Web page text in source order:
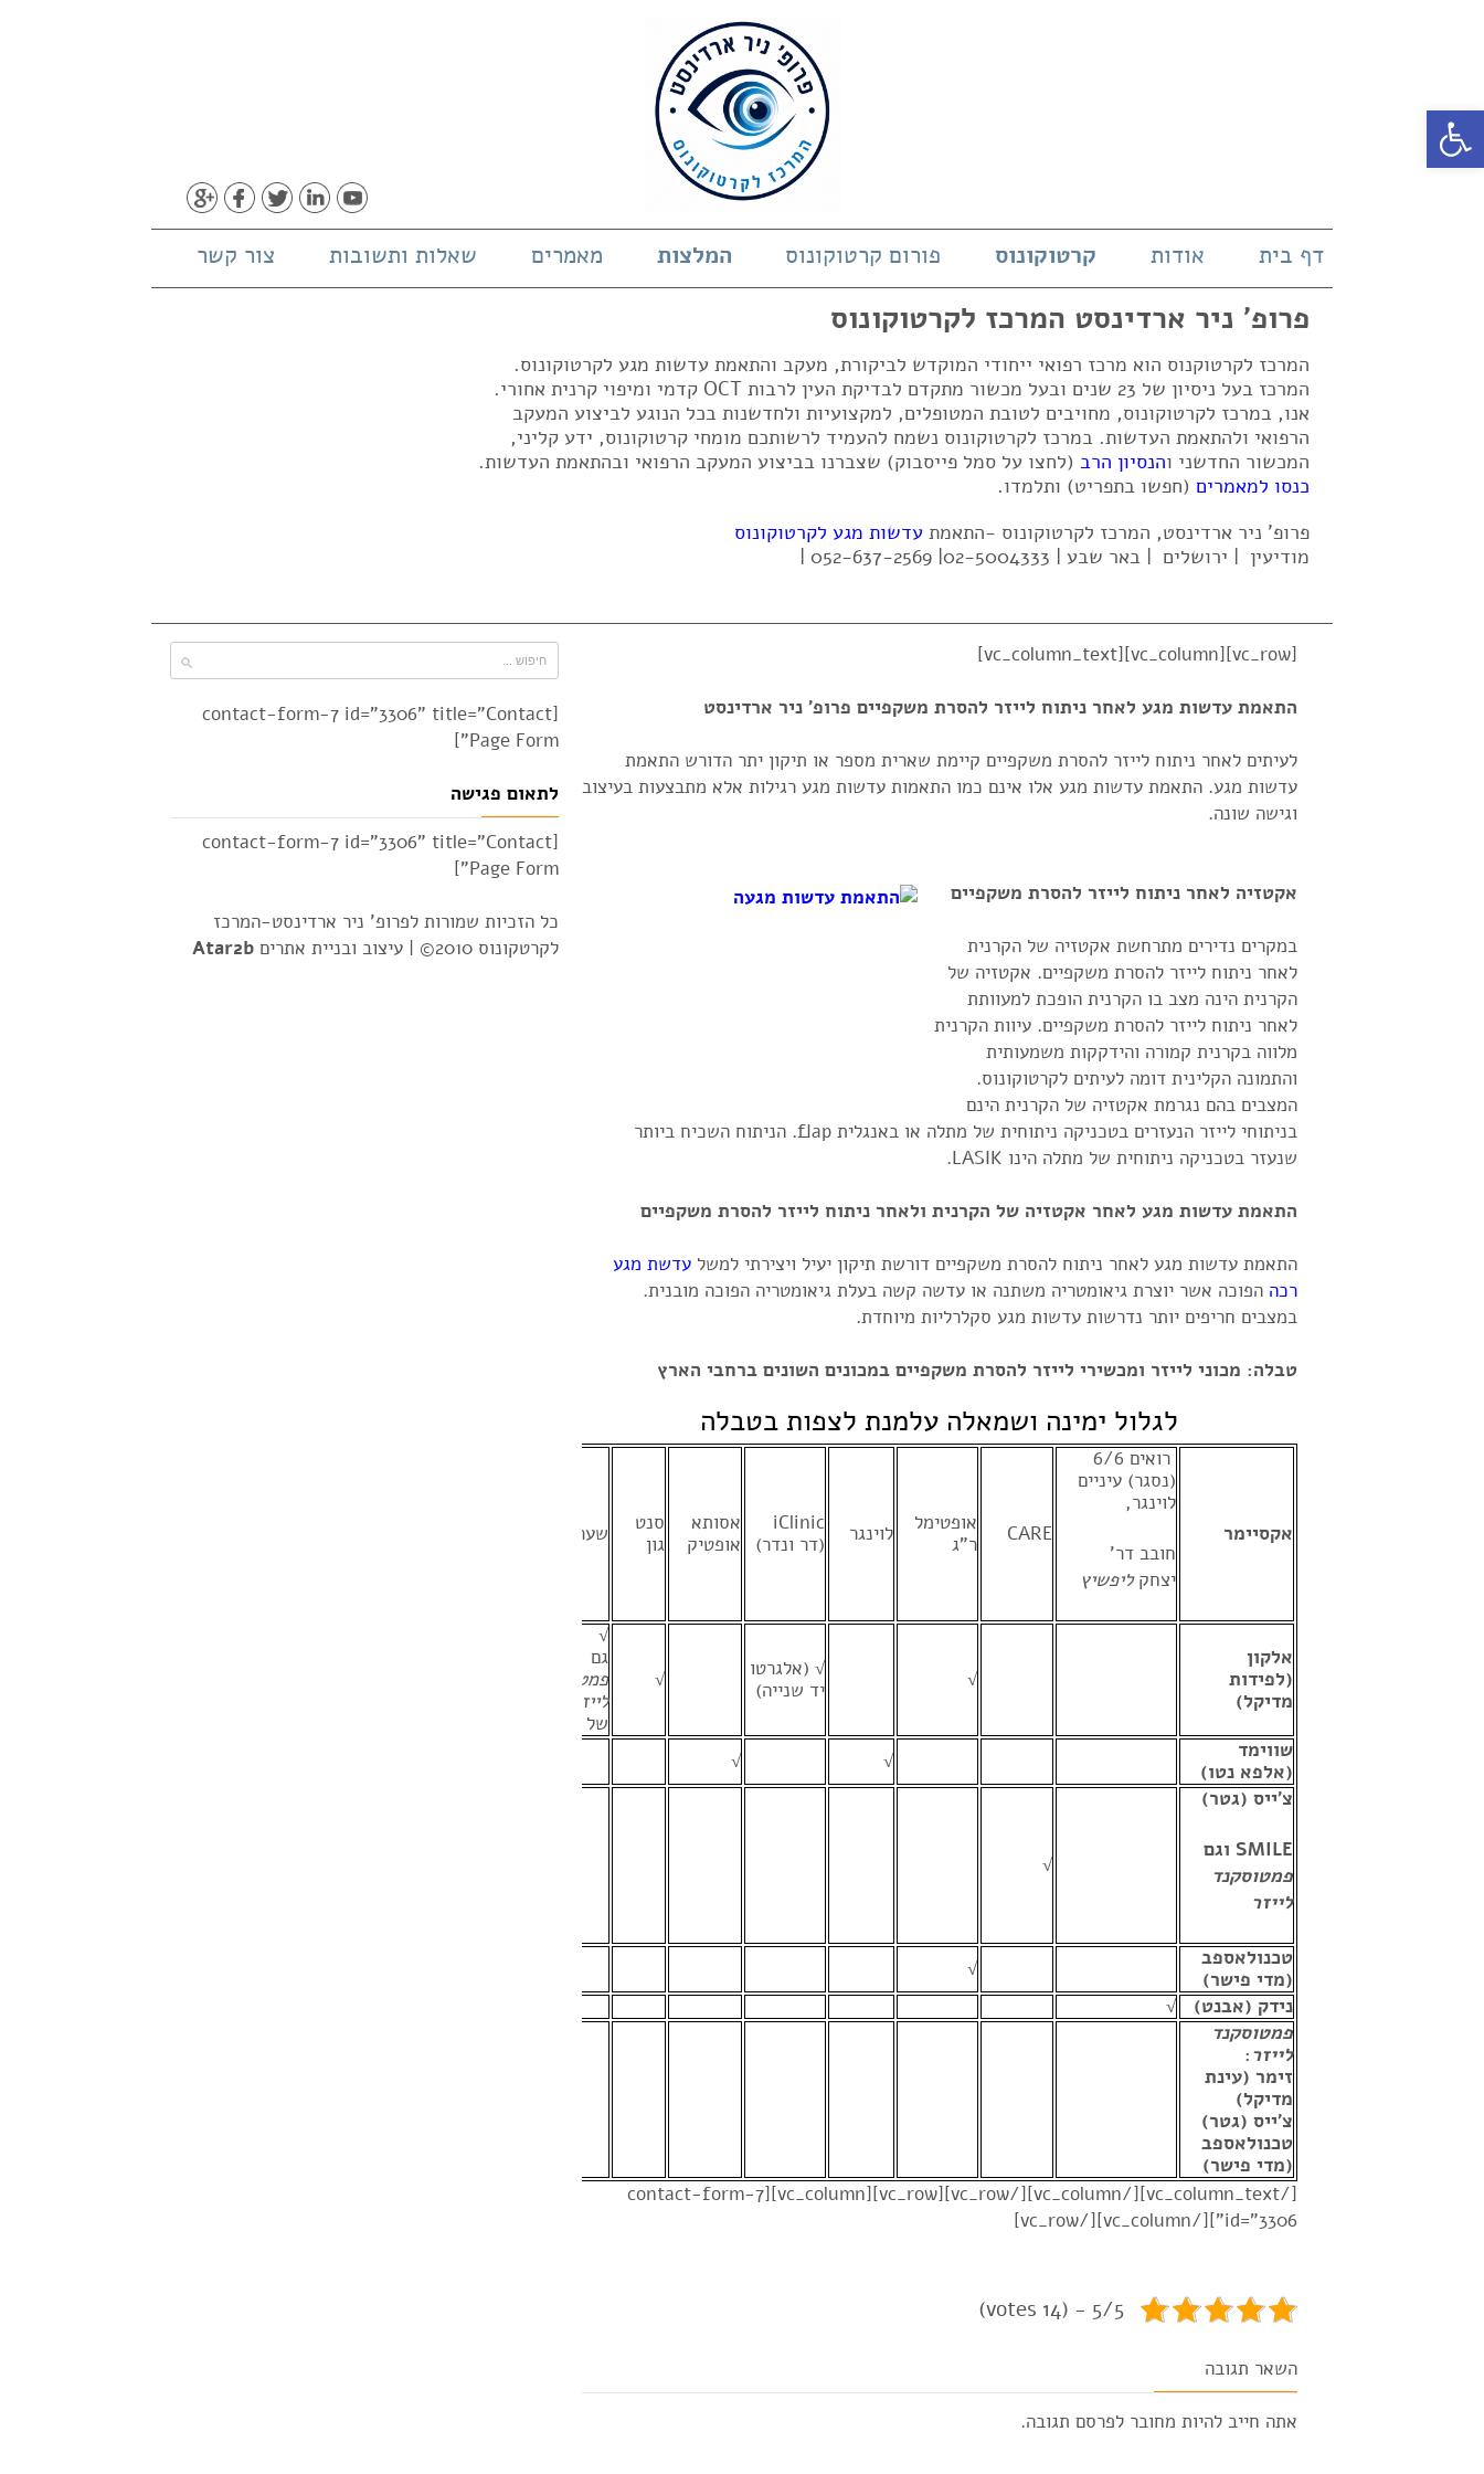
פתח סרגל נגישות
דף בית אודות קרטוקונוס פורום קרטוקונוס המלצות מאמרים שאלות ותשובות צור קשר
פרופ' ניר ארדינסט המרכז לקרטוקונוס
המרכז לקרטוקנוס הוא מרכז רפואי ייחודי המוקדש לביקורת, מעקב והתאמת עדשות מגע לקרטוקונוס.
המרכז בעל ניסיון של 23 שנים ובעל מכשור מתקדם לבדיקת העין לרבות OCT קדמי ומיפוי קרנית אחורי.
אנו, במרכז לקרטוקונוס, מחויבים לטובת המטופלים, למקצועיות ולחדשנות בכל הנוגע לביצוע המעקב
הרפואי ולהתאמת העדשות. במרכז לקרטוקונוס נשמח להעמיד לרשותכם מומחי קרטוקונוס, ידע קליני,
המכשור החדשני והנסיון הרב (לחצו על סמל פייסבוק) שצברנו בביצוע המעקב הרפואי ובהתאמת העדשות.
כנסו למאמרים (חפשו בתפריט) ותלמדו.
פרופ' ניר ארדינסט, המרכז לקרטוקונוס -התאמת עדשות מגע לקרטוקונוס
מודיעין | ירושלים | באר שבע | 02-5004333| 052-637-2569 |
[vc_row][vc_column][vc_column_text]
התאמת עדשות מגע לאחר ניתוח לייזר להסרת משקפיים פרופ' ניר ארדינסט
לעיתים לאחר ניתוח לייזר להסרת משקפיים קיימת שארית מספר או תיקון יתר הדורש התאמת
עדשות מגע. התאמת עדשות מגע אלו אינם כמו התאמות עדשות מגע רגילות אלא מתבצעות בעיצוב
וגישה שונה.
אקטזיה לאחר ניתוח לייזר להסרת משקפיים
במקרים נדירים מתרחשת אקטזיה של הקרנית
לאחר ניתוח לייזר להסרת משקפיים. אקטזיה של
הקרנית הינה מצב בו הקרנית הופכת למעוותת
לאחר ניתוח לייזר להסרת משקפיים. עיוות הקרנית
מלווה בקרנית קמורה והידקקות משמעותית
והתמונה הקלינית דומה לעיתים לקרטוקונוס.
המצבים בהם נגרמת אקטזיה של הקרנית הינם
בניתוחי לייזר הנעזרים בטכניקה ניתוחית של מתלה או באנגלית flap. הניתוח השכיח ביותר
שנעזר בטכניקה ניתוחית של מתלה הינו LASIK.
התאמת עדשות מגע לאחר אקטזיה של הקרנית ולאחר ניתוח לייזר להסרת משקפיים
התאמת עדשות מגע לאחר ניתוח להסרת משקפיים דורשת תיקון יעיל ויצירתי למשל עדשת מגע
רכה הפוכה אשר יוצרת גיאומטריה משתנה או עדשה קשה בעלת גיאומטריה הפוכה מובנית.
במצבים חריפים יותר נדרשות עדשות מגע סקלרליות מיוחדת.
טבלה: מכוני לייזר ומכשירי לייזר להסרת משקפיים במכונים השונים ברחבי הארץ
לגלול ימינה ושמאלה עלמנת לצפות בטבלה
אקסיימר
רואים 6/6
(נסגר) עיניים
לוינגר,
חובב דר'
יצחקליפשיץ
CARE
אופטימל
ר"ג
לוינגר
(דר ונדר)
אסותא
אופטיק
סנט
גון
שערי צדק
אלקון
(לפידות
מדיקל)
√
√ (אלגרטו
יד שנייה)
√
√
גם
פמטוסקנד
לייזר
של אלקון
שווימד
(אלפא נטו)
√
√
צ'ייס (גטר)
SMILE וגם
פמטוסקנד
לייזר
√
טכנולאספב
(מדי פישר)
√
נידק (אבנט)
√
פמטוסקנד
לייזר:
זימר (עינת
מדיקל)
צ'ייס (גטר)
טכנולאספב
(מדי פישר)
[/vc_column_text][/vc_column][/vc_row][vc_row][vc_column][contact-form-7
id="3306"][/vc_column][/vc_row]
5/5 - (14 votes)
השאר תגובה
אתה חייב להיות מחובר לפרסם תגובה.
[contact-form-7 id="3306" title="Contact
Page Form"]
לתאום פגישה
[contact-form-7 id="3306" title="Contact
Page Form"]
כל הזכיות שמורות לפרופ' ניר ארדינסט-המרכז
לקרטקונוס 2010© |
עיצוב ובניית אתרים Atar2b